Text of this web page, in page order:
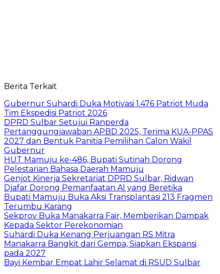
Berita Terkait
Gubernur Suhardi Duka Motivasi 1.476 Patriot Muda
Tim Ekspedisi Patriot 2026
DPRD Sulbar Setujui Ranperda
Pertanggungjawaban APBD 2025, Terima KUA-PPAS
2027 dan Bentuk Panitia Pemilihan Calon Wakil
Gubernur
HUT Mamuju ke-486, Bupati Sutinah Dorong
Pelestarian Bahasa Daerah Mamuju
Genjot Kinerja Sekretariat DPRD Sulbar, Ridwan
Djafar Dorong Pemanfaatan AI yang Beretika
Bupati Mamuju Buka Aksi Transplantasi 213 Fragmen
Terumbu Karang
Sekprov Buka Manakarra Fair, Memberikan Dampak
Kepada Sektor Perekonomian
Suhardi Duka Kenang Perjuangan RS Mitra
Manakarra Bangkit dari Gempa, Siapkan Ekspansi
pada 2027
Bayi Kembar Empat Lahir Selamat di RSUD Sulbar